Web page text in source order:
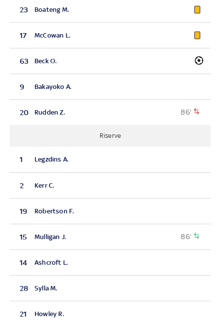
23 Boateng M.
17 McCowan L.
63 Beck O.
9 Bakayoko A.
20 Rudden Z. 86'
Riserve
1 Legzdins A.
2 Kerr C.
19 Robertson F.
15 Mulligan J. 86'
14 Ashcroft L.
28 Sylla M.
21 Howley R.